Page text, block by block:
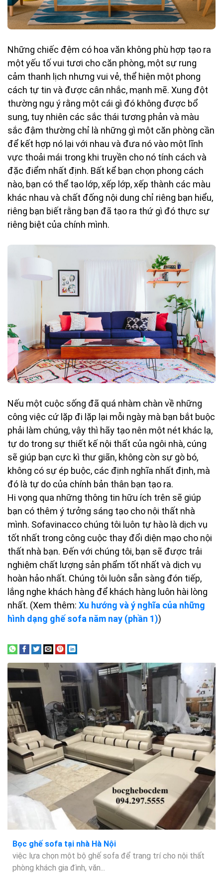
Những chiếc đệm có hoa văn không phù hợp tạo ra
một yếu tố vui tươi cho căn phòng, một sự rung
cảm thanh lịch nhưng vui vẻ, thể hiện một phong
cách tự tin và được cân nhắc, mạnh mẽ. Xung đột
thường ngụ ý rằng một cái gì đó không được bổ
sung, tuy nhiên các sắc thái tương phản và màu
sắc đậm thường chỉ là những gì một căn phòng cần
để kết hợp nó lại với nhau và đưa nó vào một lĩnh
vực thoải mái trong khi truyền cho nó tính cách và
đặc điểm nhất định. Bất kể bạn chọn phong cách
nào, bạn có thể tạo lớp, xếp lớp, xếp thành các màu
khác nhau và chất đống nội dung chỉ riêng bạn hiểu,
riêng bạn biết rằng bạn đã tạo ra thứ gì đó thực sự
riêng biệt của chính mình.
Nếu một cuộc sống đã quá nhàm chàn về những
công việc cứ lặp đi lặp lại mỗi ngày mà bạn bắt buộc
phải làm chúng, vậy thì hãy tạo nên một nét khác lạ,
tự do trong sự thiết kế nội thất của ngôi nhà, cúng
sẽ giúp bạn cực kì thư giãn, không còn sự gò bó,
không có sự ép buộc, các định nghĩa nhất định, mà
đó là tự do của chính bản thân bạn tạo ra.
Hi vọng qua những thông tin hữu ích trên sẽ giúp
bạn có thêm ý tưởng sáng tạo cho nội thất nhà
mình. Sofavinacco chúng tôi luôn tự hào là dịch vụ
tốt nhất trong công cuộc thay đổi diện mạo cho nội
thất nhà bạn. Đến với chúng tôi, bạn sẽ được trải
nghiệm chất lượng sản phẩm tốt nhất và dịch vụ
hoàn hảo nhất. Chúng tôi luôn sẵn sàng đón tiếp,
lắng nghe khách hàng để khách hàng luôn hài lòng
nhất. (Xem thêm: Xu hướng và ý nghĩa của những
hình dạng ghế sofa năm nay (phần 1))
Bọc ghế sofa tại nhà Hà Nội
việc lựa chọn một bộ ghế sofa để trang trí cho nội thất
phòng khách gia đình, văn...